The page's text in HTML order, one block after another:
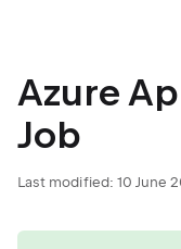
Azure
Job
Last modified: 10 June